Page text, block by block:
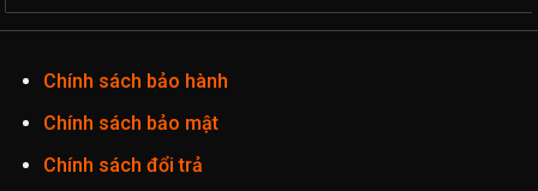
Chính sách bảo hành
Chính sách bảo mật
Chính sách đổi trả